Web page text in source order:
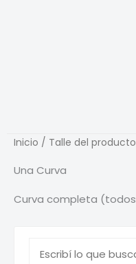
Inicio / Talle del
Una Curva
Curva completa